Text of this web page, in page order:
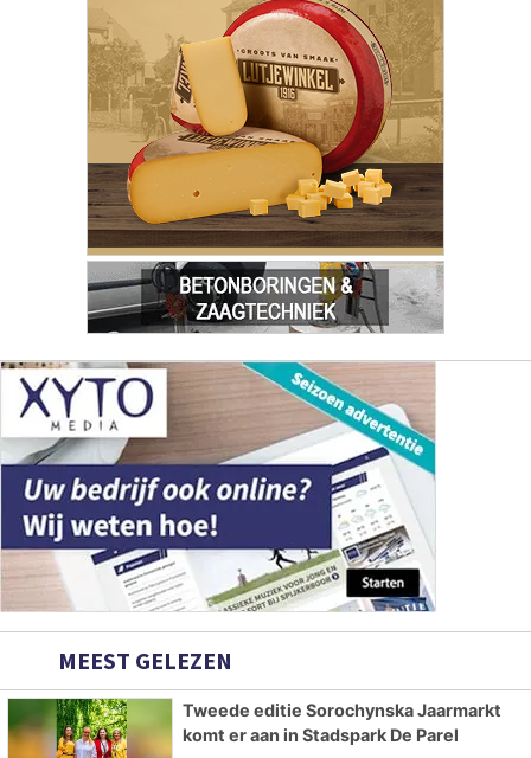
MEEST GELEZEN
Tweede editie Sorochynska Jaarmarkt
komt er aan in Stadspark De Parel